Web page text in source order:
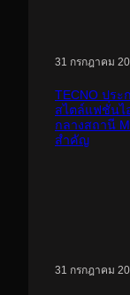
31 กรกฎาคม
TECNO ปร
สไตล์แฟชั่นไ
กลางสถานี
สำคัญ
31 กรกฎาคม